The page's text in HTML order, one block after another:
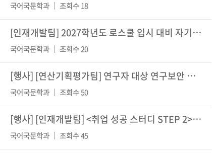
국어국문학과 조회수 18
[인재개발팀] 2027학년도 로스쿨 입시 대비 자기소개서 특강 및 면담 신청 안내
국어국문학과 조회수 20
[행사] [연산기획평가팀] 연구자 대상 연구보안 특강 안내
국어국문학과 조회수 50
[행사] [인재개발팀] <취업 성공 스터디 STEP 2> 비교과 프로그램 안내
국어국문학과 조회수 45